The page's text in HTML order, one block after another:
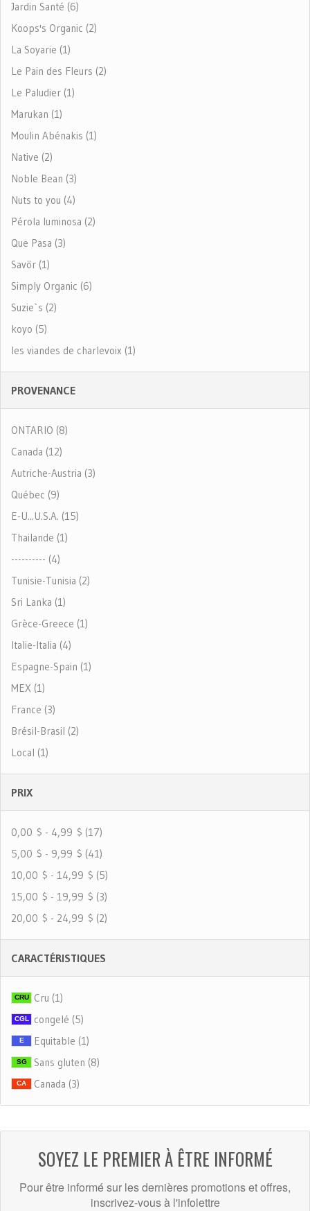
Jardin Santé (6)
Koops's Organic (2)
La Soyarie (1)
Le Pain des Fleurs (2)
Le Paludier (1)
Marukan (1)
Moulin Abénakis (1)
Native (2)
Noble Bean (3)
Nuts to you (4)
Pérola luminosa (2)
Que Pasa (3)
Savör (1)
Simply Organic (6)
Suzie`s (2)
koyo (5)
les viandes de charlevoix (1)
PROVENANCE
ONTARIO (8)
Canada (12)
Autriche-Austria (3)
Québec (9)
E-U...U.S.A. (15)
Thailande (1)
---------- (4)
Tunisie-Tunisia (2)
Sri Lanka (1)
Grèce-Greece (1)
Italie-Italia (4)
Espagne-Spain (1)
MEX (1)
France (3)
Brésil-Brasil (2)
Local (1)
PRIX
0,00 $ - 4,99 $ (17)
5,00 $ - 9,99 $ (41)
10,00 $ - 14,99 $ (5)
15,00 $ - 19,99 $ (3)
20,00 $ - 24,99 $ (2)
CARACTÉRISTIQUES
CRU Cru (1)
CGL congelé (5)
E Equitable (1)
SG Sans gluten (8)
CA Canada (3)
SOYEZ LE PREMIER À ÊTRE INFORMÉ
Pour être informé sur les dernières promotions et offres,
inscrivez-vous à l'infolettre